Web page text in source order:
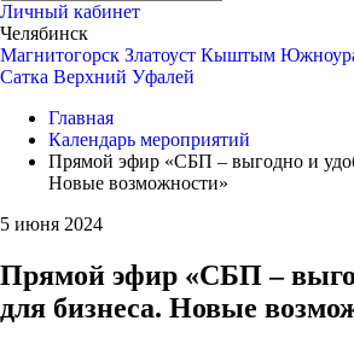
Личный кабинет
Челябинск
Магнитогорск Златоуст Кыштым
Сатка Верхний Уфалей
Главная
Календарь мероприятий
Прямой эфир «СБП – выгодно и
Новые возможности»
5 июня 2024
Прямой эфир «СБП –
для бизнеса. Новые